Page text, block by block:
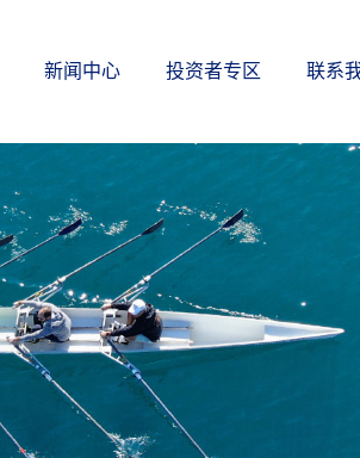
新闻中心 投资者专区 联系